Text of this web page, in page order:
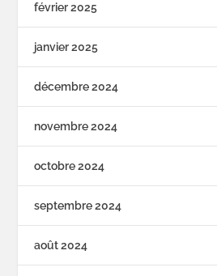
février 2025
janvier 2025
décembre 2024
novembre 2024
octobre 2024
septembre 2024
août 2024